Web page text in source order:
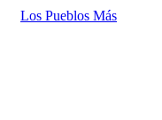
Los Pueblos Más